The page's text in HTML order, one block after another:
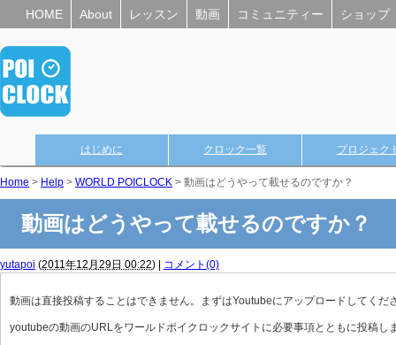
HOME About レッスン 動画 コミュニティー ショップ
はじめに クロック一覧 プロジェク
Home > Help > WORLD POICLOCK > 動画はどうやって載せるのですか？
動画はどうやって載せるのですか？
yutapoi (2011年12月29日 00:22) コメント(0)
動画は直接投稿することはできません。まずはYoutubeにアップロードしてくだ
youtubeの動画のURLをワールドポイクロックサイトに必要事項とともに投稿し